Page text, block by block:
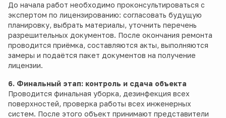
До начала работ необходимо проконсультироваться с
экспертом по лицензированию: согласовать будущую
планировку, выбрать материалы, уточнить перечень
разрешительных документов. После окончания ремонта
проводится приёмка, составляются акты, выполняются
замеры и подаётся пакет документов на получение
лицензии.
6. Финальный этап: контроль и сдача объекта
Проводится финальная уборка, дезинфекция всех
поверхностей, проверка работы всех инженерных
систем. После этого объект принимают представители